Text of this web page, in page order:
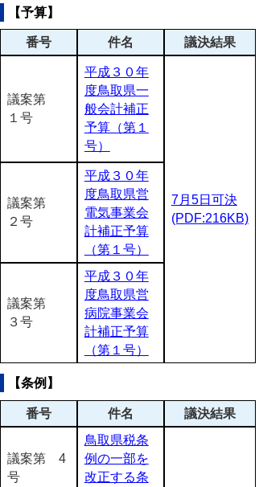
【予算】
番号 件名 議決結果
議案第
１号
平成３０年
度鳥取県一
般会計補正
予算（第１
号）
7月5日可決
(PDF:216KB)
議案第
２号
平成３０年
度鳥取県営
電気事業会
計補正予算
（第１号）
議案第
３号
平成３０年
度鳥取県営
病院事業会
計補正予算
（第１号）
【条例】
番号 件名 議決結果
議案第 4
号
鳥取県税条
例の一部を
改正する条